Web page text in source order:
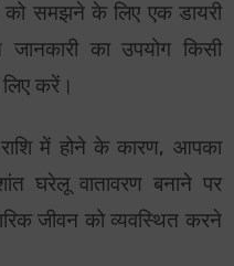
को समझने के लिए एक डायरी
का उपयोग किसी
करें।
में होने के कारण, आपका
घरेलू वातावरण बनाने पर
जीवन को व्यवस्थित करने